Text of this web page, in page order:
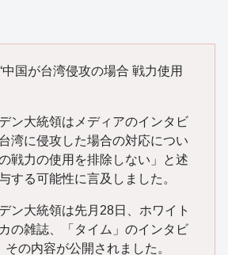
国が台湾侵攻の場合 戦力使用
ン大統領はメディアのインタビ
湾に侵攻した場合の対応につい
戦力の使用を排除しない」と述
する可能性に言及しました。
ン大統領は先月28日、ホワイト
の雑誌、「タイム」のインタビ
の内容が公開されました。